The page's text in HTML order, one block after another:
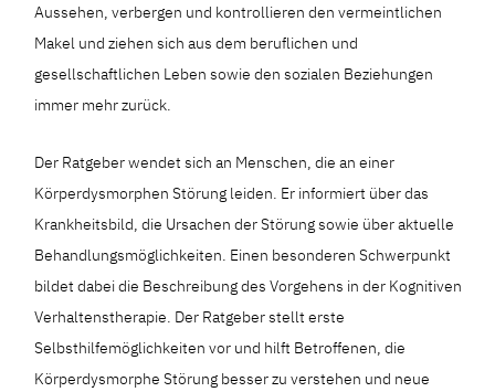
Aussehen, verbergen und kontrollieren den vermeintlichen
Makel und ziehen sich aus dem beruflichen und
gesellschaftlichen Leben sowie den sozialen Beziehungen
immer mehr zurück.
Der Ratgeber wendet sich an Menschen, die an einer
Körperdysmorphen Störung leiden. Er informiert über das
Krankheitsbild, die Ursachen der Störung sowie über aktuelle
Behandlungsmöglichkeiten. Einen besonderen Schwerpunkt
bildet dabei die Beschreibung des Vorgehens in der Kognitiven
Verhaltenstherapie. Der Ratgeber stellt erste
Selbsthilfemöglichkeiten vor und hilft Betroffenen, die
Körperdysmorphe Störung besser zu verstehen und neue